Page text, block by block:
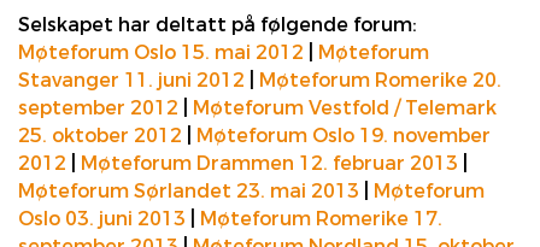
Selskapet har deltatt på følgende forum:
Møteforum Oslo 15. mai 2012
Møteforum
Stavanger 11. juni 2012
Møteforum Romerike 20.
september 2012
Møteforum Vestfold / Telemark
25. oktober 2012
Møteforum Oslo 19. november
2012
Møteforum Drammen 12. februar 2013
Møteforum Sørlandet 23. mai 2013
Møteforum
Oslo 03. juni 2013
Møteforum Romerike 17.